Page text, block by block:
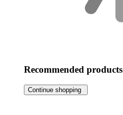
Recommended products
Continue shopping